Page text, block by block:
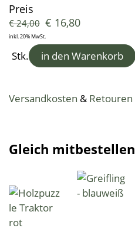
Lauflernpatscherl
Naturkinderwagen
Spielwaren
Startpakete
Preis
€ 24,00 € 16,80
inkl. 20% MwSt.
Stk. in den Warenkorb
Versandkosten & Retouren
Gleich mitbestellen